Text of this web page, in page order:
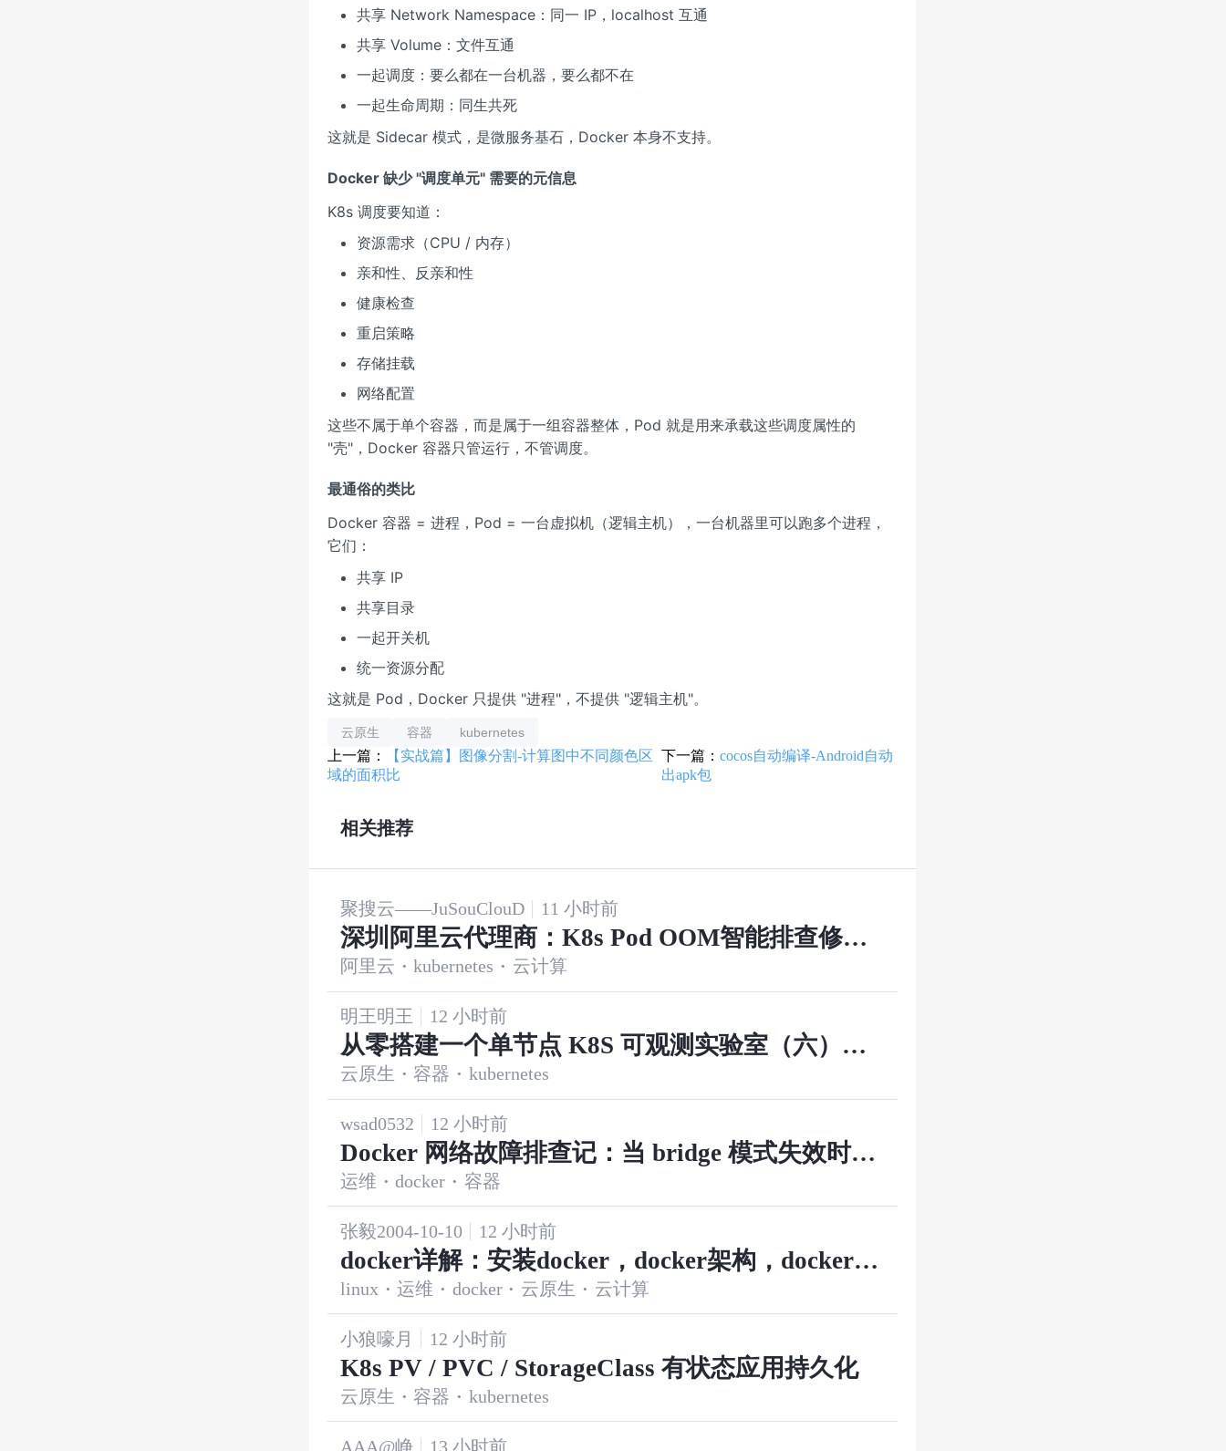
共享 Network Namespace：同一 IP，localhost 互通
共享 Volume：文件互通
一起调度：要么都在一台机器，要么都不在
一起生命周期：同生共死
这就是 Sidecar 模式，是微服务基石，Docker 本身不支持。
Docker 缺少 "调度单元" 需要的元信息
K8s 调度要知道：
资源需求（CPU / 内存）
亲和性、反亲和性
健康检查
重启策略
存储挂载
网络配置
这些不属于单个容器，而是属于一组容器整体，Pod 就是用来承载这些调度属性的
"壳"，Docker 容器只管运行，不管调度。
最通俗的类比
Docker 容器 = 进程，Pod = 一台虚拟机（逻辑主机），一台机器里可以跑多个进程，
它们：
共享 IP
共享目录
一起开关机
统一资源分配
这就是 Pod，Docker 只提供 "进程"，不提供 "逻辑主机"。
云原生 容器 kubernetes
上一篇：
【实战篇】图像分割-计算图中不同颜色区
域的面积比
下一篇：cocos自动编译-Android自动
出apk包
相关推荐
聚搜云——JuSouClouD 11 小时前
深圳阿里云代理商：K8s Pod OOM智能排查修复
指南
阿里云 · kubernetes · 云计算
明王明王 12 小时前
从零搭建一个单节点 K8S 可观测实验室（六）：
安装 Tempo + OpenTelemetry，构建链路追踪链路
云原生 · 容器 · kubernetes
wsad0532 12 小时前
Docker 网络故障排查记：当 bridge 模式失效时，
host 模式如何救场
运维 · docker · 容器
张毅2004-10-10 12 小时前
docker详解：安装docker，docker架构，docker镜
像、容器、网络、存储，容器监控，容器日志，综
合实验
linux · 运维 · docker · 云原生 · 云计算
小狼嚎月 12 小时前
K8s PV / PVC / StorageClass 有状态应用持久化
云原生 · 容器 · kubernetes
AAA@峥 13 小时前